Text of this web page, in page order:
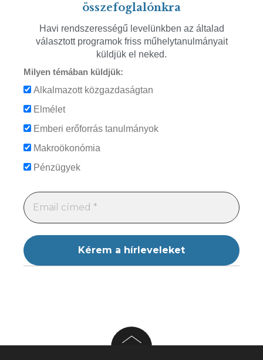
összefoglalónkra
Havi rendszerességű levelünkben az általad
választott programok friss műhelytanulmányait
küldjük el neked.
Milyen témában küldjük:
Alkalmazott közgazdaságtan
Elmélet
Emberi erőforrás tanulmányok
Makroökonómia
Pénzügyek